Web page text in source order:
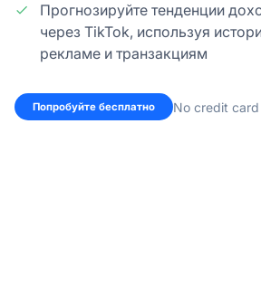
Прогнозируйте тенденции
через TikTok, используя
рекламе и транзакциям
Попробуйте бесплатно No credit